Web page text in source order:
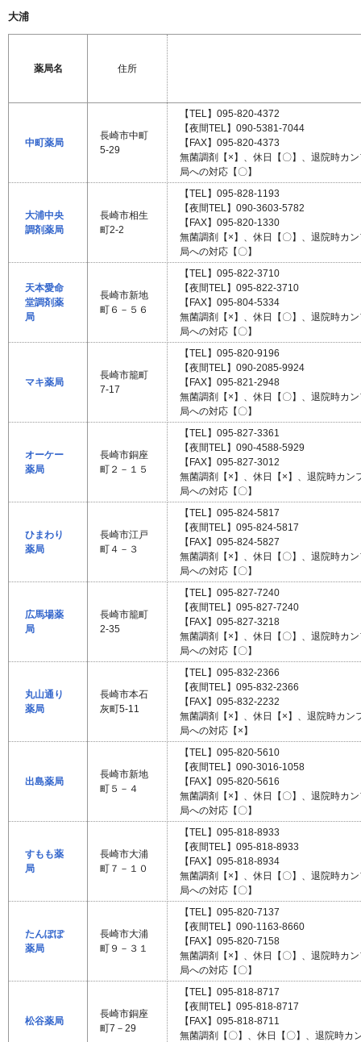
大浦
薬局名 住所
中町薬局
長崎市中町
5-29
【TEL】095-820-4372
【夜間TEL】090-5381-7044
【FAX】095-820-4373
無菌調剤【×】、休日【〇】、退院時カ
局への対応【〇】
大浦中央
調剤薬局
長崎市相生
町2-2
【TEL】095-828-1193
【夜間TEL】090-3603-5782
【FAX】095-820-1330
無菌調剤【×】、休日【〇】、退院時カ
局への対応【〇】
天本愛命
堂調剤薬
局
長崎市新地
町６－５６
【TEL】095-822-3710
【夜間TEL】095-822-3710
【FAX】095-804-5334
無菌調剤【×】、休日【〇】、退院時カ
局への対応【〇】
マキ薬局
長崎市籠町
7-17
【TEL】095-820-9196
【夜間TEL】090-2085-9924
【FAX】095-821-2948
無菌調剤【×】、休日【〇】、退院時カ
局への対応【〇】
オーケー
薬局
長崎市銅座
町２－１５
【TEL】095-827-3361
【夜間TEL】090-4588-5929
【FAX】095-827-3012
無菌調剤【×】、休日【×】、退院時カン
局への対応【〇】
ひまわり
薬局
長崎市江戸
町４－３
【TEL】095-824-5817
【夜間TEL】095-824-5817
【FAX】095-824-5827
無菌調剤【×】、休日【〇】、退院時カ
局への対応【〇】
広馬場薬
局
長崎市籠町
2-35
【TEL】095-827-7240
【夜間TEL】095-827-7240
【FAX】095-827-3218
無菌調剤【×】、休日【〇】、退院時カ
局への対応【〇】
丸山通り
薬局
長崎市本石
灰町5-11
【TEL】095-832-2366
【夜間TEL】095-832-2366
【FAX】095-832-2232
無菌調剤【×】、休日【×】、退院時カン
局への対応【×】
出島薬局
長崎市新地
町５－４
【TEL】095-820-5610
【夜間TEL】090-3016-1058
【FAX】095-820-5616
無菌調剤【×】、休日【〇】、退院時カ
局への対応【〇】
すもも薬
局
長崎市大浦
町７－１０
【TEL】095-818-8933
【夜間TEL】095-818-8933
【FAX】095-818-8934
無菌調剤【×】、休日【〇】、退院時カ
局への対応【〇】
たんぽぽ
薬局
長崎市大浦
町９－３１
【TEL】095-820-7137
【夜間TEL】090-1163-8660
【FAX】095-820-7158
無菌調剤【×】、休日【〇】、退院時カ
局への対応【〇】
松谷薬局
長崎市銅座
町7－29
【TEL】095-818-8717
【夜間TEL】095-818-8717
【FAX】095-818-8711
無菌調剤【〇】、休日【〇】、退院時カ